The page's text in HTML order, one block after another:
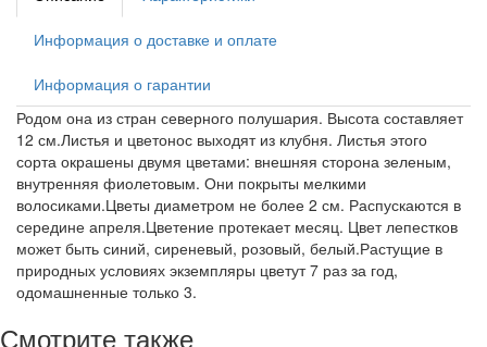
Информация о доставке и оплате
Информация о гарантии
Родом она из стран северного полушария. Высота составляет
12 см.Листья и цветонос выходят из клубня. Листья этого
сорта окрашены двумя цветами: внешняя сторона зеленым,
внутренняя фиолетовым. Они покрыты мелкими
волосиками.Цветы диаметром не более 2 см. Распускаются в
середине апреля.Цветение протекает месяц. Цвет лепестков
может быть синий, сиреневый, розовый, белый.Растущие в
природных условиях экземпляры цветут 7 раз за год,
одомашненные только 3.
Смотрите также